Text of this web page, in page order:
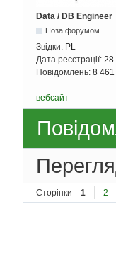
Data / DB Engineer
Поза форумом
Звідки: PL
Дата реєстрації:
Повідомлень: 8 461
вебсайт
Сторінки 1 2